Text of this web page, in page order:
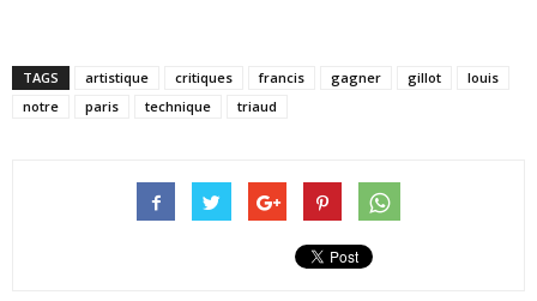
TAGS artistique critiques francis gagner gillot
louis
notre
paris technique triaud